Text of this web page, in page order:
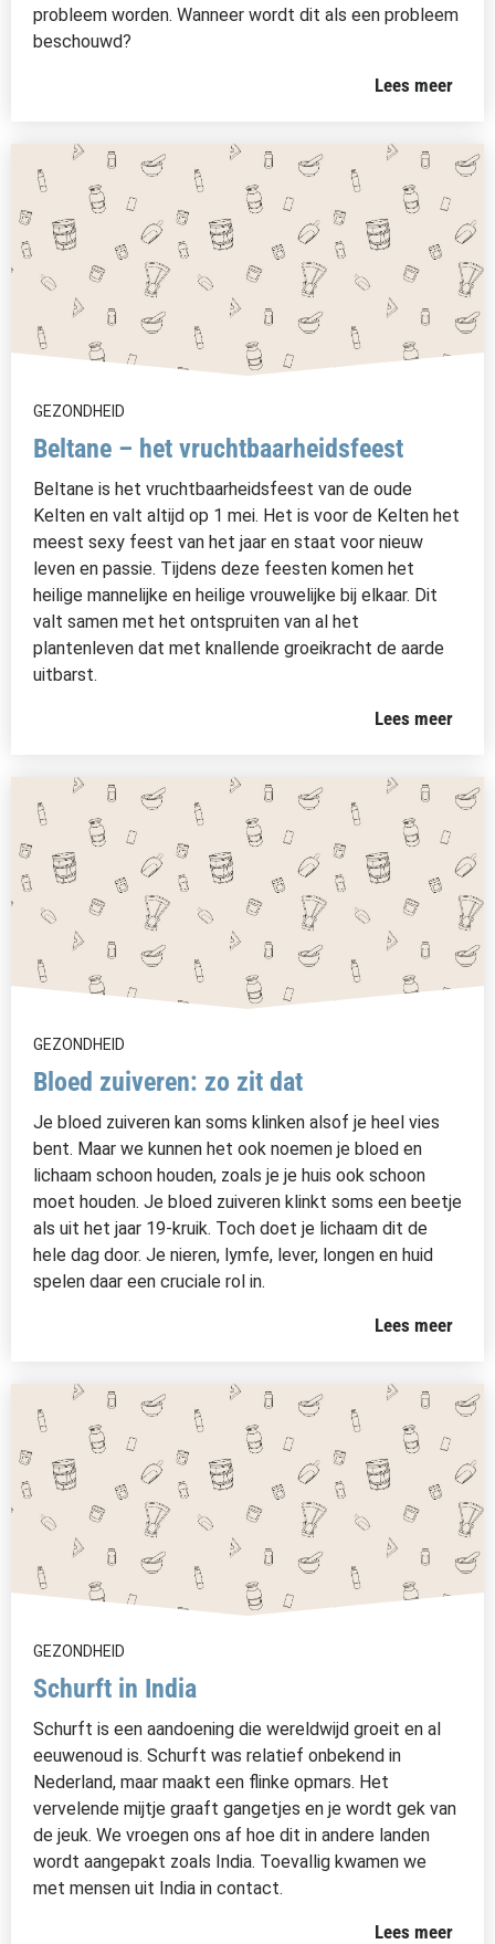
probleem worden. Wanneer wordt dit als een probleem
beschouwd?
Lees meer
GEZONDHEID
Beltane – het vruchtbaarheidsfeest
Beltane is het vruchtbaarheidsfeest van de oude
Kelten en valt altijd op 1 mei. Het is voor de Kelten het
meest sexy feest van het jaar en staat voor nieuw
leven en passie. Tijdens deze feesten komen het
heilige mannelijke en heilige vrouwelijke bij elkaar. Dit
valt samen met het ontspruiten van al het
plantenleven dat met knallende groeikracht de aarde
uitbarst.
Lees meer
GEZONDHEID
Bloed zuiveren: zo zit dat
Je bloed zuiveren kan soms klinken alsof je heel vies
bent. Maar we kunnen het ook noemen je bloed en
lichaam schoon houden, zoals je je huis ook schoon
moet houden. Je bloed zuiveren klinkt soms een beetje
als uit het jaar 19-kruik. Toch doet je lichaam dit de
hele dag door. Je nieren, lymfe, lever, longen en huid
spelen daar een cruciale rol in.
Lees meer
GEZONDHEID
Schurft in India
Schurft is een aandoening die wereldwijd groeit en al
eeuwenoud is. Schurft was relatief onbekend in
Nederland, maar maakt een flinke opmars. Het
vervelende mijtje graaft gangetjes en je wordt gek van
de jeuk. We vroegen ons af hoe dit in andere landen
wordt aangepakt zoals India. Toevallig kwamen we
met mensen uit India in contact.
Lees meer